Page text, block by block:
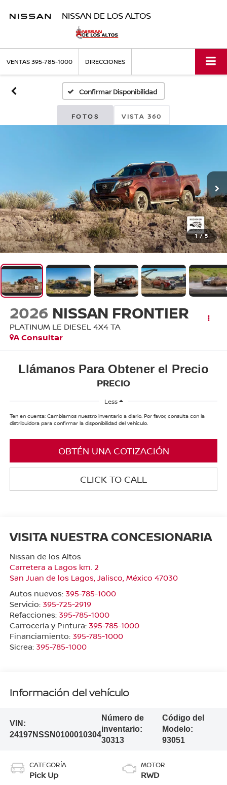
NISSAN DE LOS ALTOS
VENTAS395-785-1000 DIRECCIONES
Confirmar Disponibilidad
FOTOS VISTA 360
1 / 5
2026 NISSAN FRONTIER
PLATINUM LE DIESEL 4X4 TA
A Consultar
Llámanos Para Obtener el Precio
PRECIO
Less
Ten en cuenta: Cambiamos nuestro inventario a diario. Por favor, consulta con la
distribuidora para confirmar la disponibilidad del vehículo.
OBTÉN UNA COTIZACIÓN
CLICK TO CALL
VISITA NUESTRA CONCESIONARIA
Nissan de los Altos
Carretera a Lagos km. 2
San Juan de los Lagos Jalisco , México 47030
Autos nuevos: 395-785-1000
Servicio: 395-725-2919
Refacciones: 395-785-1000
Carrocería y Pintura: 395-785-1000
Financiamiento: 395-785-1000
Sicrea: 395-785-1000
Información del vehículo
VIN:
24197NSSN0100010304
Número de
inventario:
30313
Código del
Modelo:
93051
CATEGORÍA
Pick Up
MOTOR
RWD